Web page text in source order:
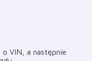
VIN, a następnie